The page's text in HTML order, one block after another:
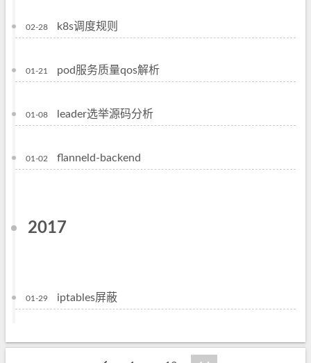
02-28 k8s调度规则
01-21 pod服务质量qos解析
01-08 leader选举源码分析
01-02 flanneld-backend
2017
01-29 iptables屏蔽